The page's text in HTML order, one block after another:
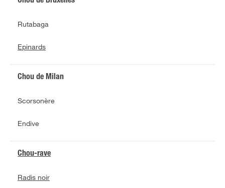
Rutabaga
Epinards
Chou de Milan
Scorsonère
Endive
Chou-rave
Radis noir